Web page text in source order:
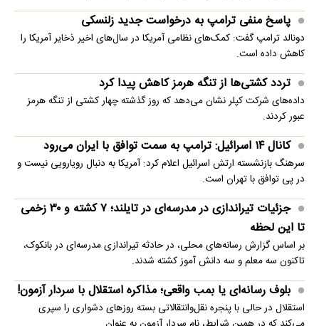
پاسخ منفی ترامپ به درخواست جدید زلنسکی
دونالد ترامپ گفت: کمک‌های نظامی آمریکا در سال‌های اخیر ذخایر آمریکا را
کاهش داده است.
تردد کشتی‌ها از تنگه هرمز کاهش پیدا کرد
داده‌های شرکت کپلر نشان می‌دهد که روز گذشته چهار کشتی از تنگه هرمز
عبور کردند.
کانال ۱۴ اسرائیل: ترامپ به سمت توافق با ایران می‌رود
سرهنگ بازنشسته ارتش اسرائیل اعلام کرد: آمریکا به دنبال رویارویی نیست و
در پی توافق با تهران است.
جزئیات تیراندازی در مدرسه‌ای در تایلند؛ ۷ کشته و ۳۰ زخمی
تا این لحظه
بر اساس گزارش رسانه‌های محلی، در حادثه تیراندازی مدرسه‌ای در بانکوک،
تاکنون سه معلم و سه دانش آموز کشته شدند.
بلوف رسانه‌ای یا بمب واقعی؛ مذاکره استقلال با سردار آزمون!
استقلال در حالی با پنجره نقل‌وانتقالاتی بسته روزهای دشواری را سپری